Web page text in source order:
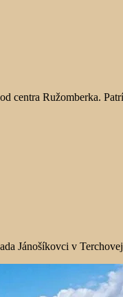
centra Ružomberka.
Jánošíkovci v